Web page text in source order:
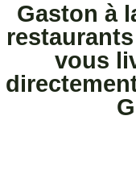
Gaston à
vous